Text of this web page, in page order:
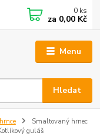
Menu
Hledat
0 ks
za 0,00 Kč
Smaltovaný hrnec
guláš